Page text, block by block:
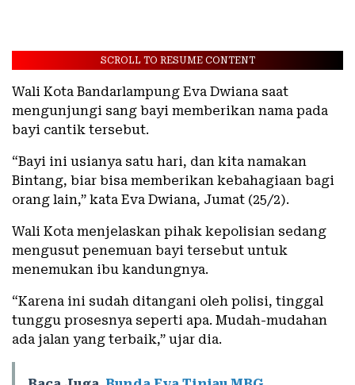
SCROLL TO RESUME CONTENT
Wali Kota Bandarlampung Eva Dwiana saat
mengunjungi sang bayi memberikan nama pada
bayi cantik tersebut.
“Bayi ini usianya satu hari, dan kita namakan
Bintang, biar bisa memberikan kebahagiaan bagi
orang lain,” kata Eva Dwiana, Jumat (25/2).
Wali Kota menjelaskan pihak kepolisian sedang
mengusut penemuan bayi tersebut untuk
menemukan ibu kandungnya.
“Karena ini sudah ditangani oleh polisi, tinggal
tunggu prosesnya seperti apa. Mudah-mudahan
ada jalan yang terbaik,” ujar dia.